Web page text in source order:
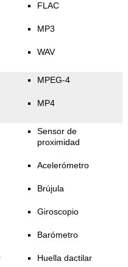
FLAC
MP3
WAV
MPEG-4
MP4
Sensor de
proximidad
Acelerómetro
Brújula
Giroscopio
Barómetro
Huella dactilar